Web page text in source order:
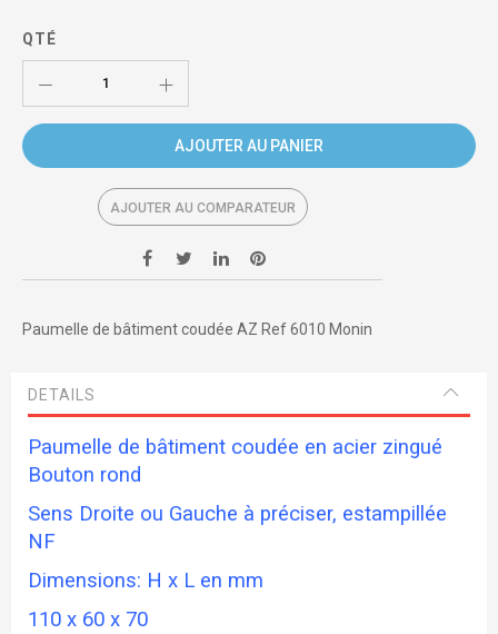
QTÉ
AJOUTER AU PANIER
AJOUTER AU COMPARATEUR
Paumelle de bâtiment coudée AZ Ref 6010 Monin
DETAILS
Paumelle de bâtiment coudée en acier zingué
Bouton rond
Sens Droite ou Gauche à préciser, estampillée
NF
Dimensions: H x L en mm
110 x 60 x 70